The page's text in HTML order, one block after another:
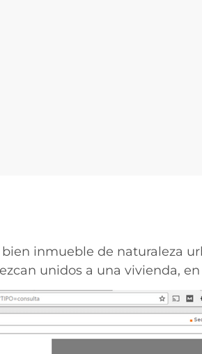
inmueble de naturaleza
unidos a una vivienda, en